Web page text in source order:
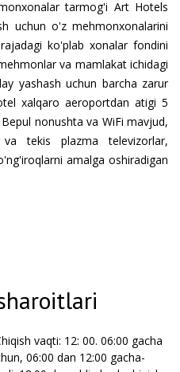
tarmog'i Art Hotels
uchun o'z mehmonxonalarini
ko'plab xonalar fondini
va mamlakat ichidagi
yashash uchun barcha zarur
xalqaro aeroportdan atigi 5
nonushta va WiFi mavjud,
tekis plazma televizorlar,
amalga oshiradigan
vaqti: 12: 00. 06:00 gacha
06:00 dan 12:00 gacha-